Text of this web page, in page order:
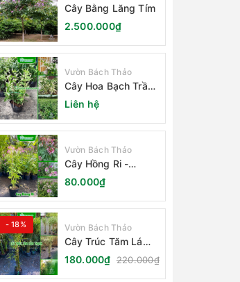
Cây Bằng Lăng Tím
2.500.000₫
Vườn Bách Thảo
Cây Hoa Bạch Trầm
Hương
Liên hệ
Vườn Bách Thảo
Cây Hồng Ri -
Cleome Spinosa
80.000₫
- 18% Vườn Bách Thảo
Cây Trúc Tăm Lá
Cẩm Thạch
180.000₫ 220.000₫